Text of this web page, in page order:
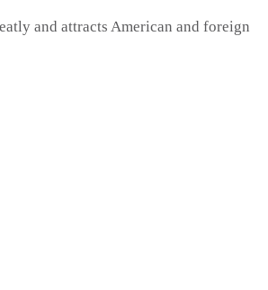
and attracts American and foreign